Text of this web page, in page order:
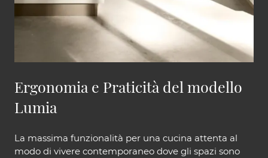
Ergonomia e Praticità del modello
Lumia
La massima funzionalità per una cucina attenta al
modo di vivere contemporaneo dove gli spazi sono